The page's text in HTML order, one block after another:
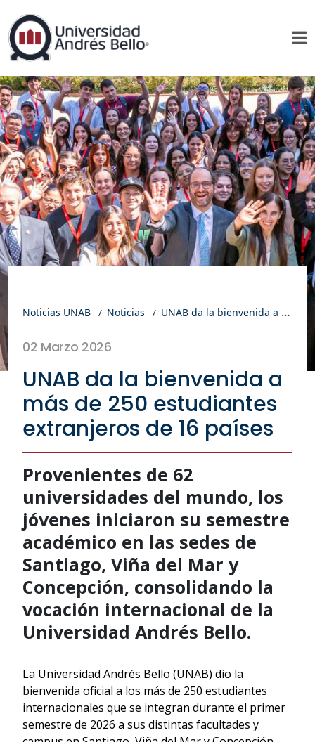
Noticias UNAB Noticias UNAB da la bienvenida a más de 250 estudiantes extranjeros de 16 países
02 Marzo 2026
UNAB da la bienvenida a
más de 250 estudiantes
extranjeros de 16 países
Provenientes de 62
universidades del mundo, los
jóvenes iniciaron su semestre
académico en las sedes de
Santiago, Viña del Mar y
Concepción, consolidando la
vocación internacional de la
Universidad Andrés Bello.
La Universidad Andrés Bello (UNAB) dio la
bienvenida oficial a los más de 250 estudiantes
internacionales que se integran durante el primer
semestre de 2026 a sus distintas facultades y